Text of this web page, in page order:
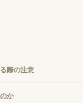
際の注意
か